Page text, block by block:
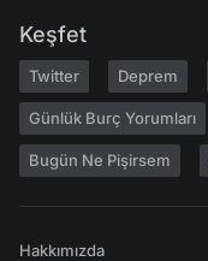
Keşfet
Twitter Deprem
Günlük Burç Yorumları
Bugün Ne Pişirsem
Hakkımızda